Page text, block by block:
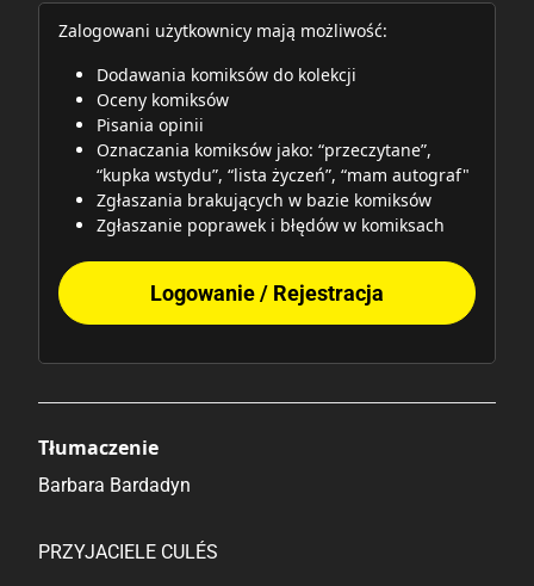
Zalogowani użytkownicy mają możliwość:
Dodawania komiksów do kolekcji
Oceny komiksów
Pisania opinii
Oznaczania komiksów jako: “przeczytane”,
“kupka wstydu”, “lista życzeń”, “mam autograf"
Zgłaszania brakujących w bazie komiksów
Zgłaszanie poprawek i błędów w komiksach
Logowanie / Rejestracja
Tłumaczenie
Barbara Bardadyn
PRZYJACIELE CULÉS